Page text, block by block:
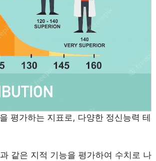
평가하는 지표로, 다양한 정신능력 테
같은 지적 기능을 평가하여 수치로 나